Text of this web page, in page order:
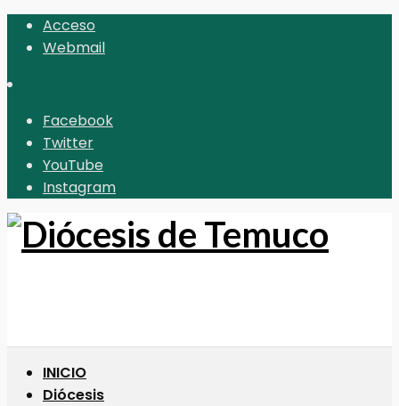
Acceso
Webmail
Facebook
Twitter
YouTube
Instagram
INICIO
Diócesis